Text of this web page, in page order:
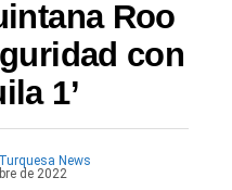
Roo
con
1’
News
de 2022